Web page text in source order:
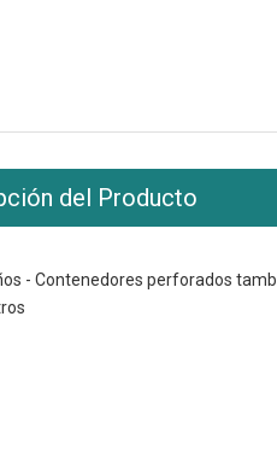
del Producto
- Contenedores perforados